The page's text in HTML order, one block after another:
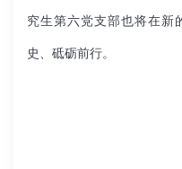
究生第六党支部也将在新
史、砥砺前行。